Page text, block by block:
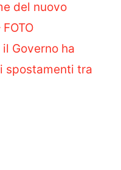
del nuovo
Governo ha
spostamenti tra